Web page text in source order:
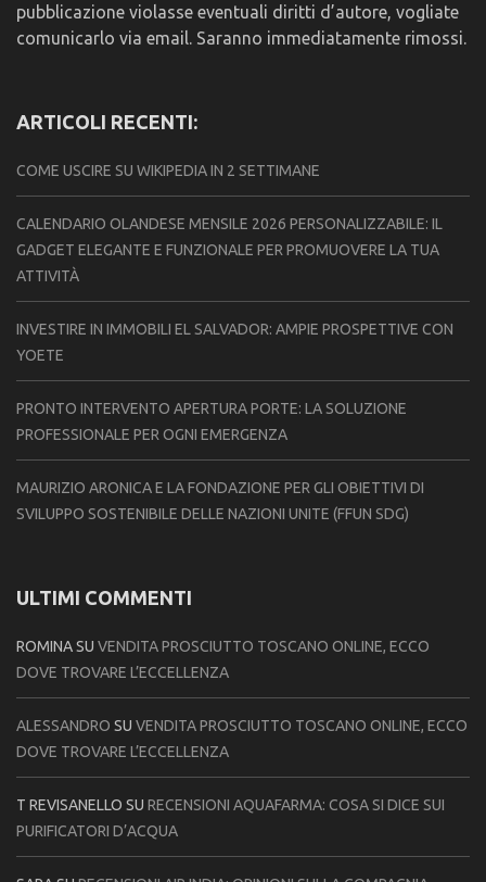
pubblicazione violasse eventuali diritti d’autore, vogliate
comunicarlo via email. Saranno immediatamente rimossi.
ARTICOLI RECENTI:
COME USCIRE SU WIKIPEDIA IN 2 SETTIMANE
CALENDARIO OLANDESE MENSILE 2026 PERSONALIZZABILE: IL
GADGET ELEGANTE E FUNZIONALE PER PROMUOVERE LA TUA
ATTIVITÀ
INVESTIRE IN IMMOBILI EL SALVADOR: AMPIE PROSPETTIVE CON
YOETE
PRONTO INTERVENTO APERTURA PORTE: LA SOLUZIONE
PROFESSIONALE PER OGNI EMERGENZA
MAURIZIO ARONICA E LA FONDAZIONE PER GLI OBIETTIVI DI
SVILUPPO SOSTENIBILE DELLE NAZIONI UNITE (FFUN SDG)
ULTIMI COMMENTI
ROMINASU VENDITA PROSCIUTTO TOSCANO ONLINE, ECCO
DOVE TROVARE L’ECCELLENZA
ALESSANDRO SU VENDITA PROSCIUTTO TOSCANO ONLINE, ECCO
DOVE TROVARE L’ECCELLENZA
T REVISANELLO SU RECENSIONI AQUAFARMA: COSA SI DICE SUI
PURIFICATORI D’ACQUA